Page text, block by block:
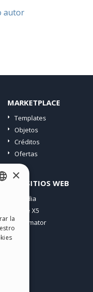
autor
MARKETPLACE
Templates
Objetos
Créditos
Ofertas
SITIOS WEB
Incomedia
WebSite X5
WebAnimator
×
la